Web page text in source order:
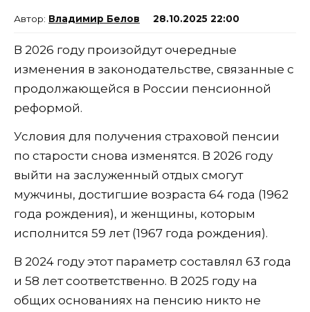
Владимир Белов 28.10.2025 22:00
В 2026 году произойдут очередные
изменения в законодательстве, связанные с
продолжающейся в России пенсионной
реформой.
Условия для получения страховой пенсии
по старости снова изменятся. В 2026 году
выйти на заслуженный отдых смогут
мужчины, достигшие возраста 64 года (1962
года рождения), и женщины, которым
исполнится 59 лет (1967 года рождения).
В 2024 году этот параметр составлял 63 года
и 58 лет соответственно. В 2025 году на
общих основаниях на пенсию никто не